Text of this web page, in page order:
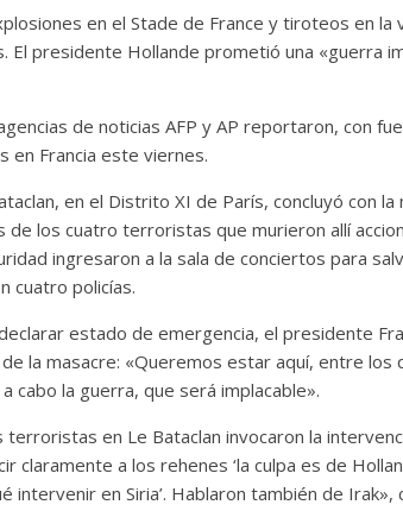
en el Stade de France y tiroteos en la
El presidente Hollande prometió una «guerra
de noticias AFP y AP reportaron, con
en Francia este viernes.
en el Distrito XI de París, concluyó con
de los cuatro terroristas que murieron allí
ingresaron a la sala de conciertos para
cuatro policías.
estado de emergencia, el presidente
la masacre: «Queremos estar aquí, entre los
cabo la guerra, que será implacable».
en Le Bataclan invocaron la
claramente a los rehenes ‘la culpa es de
en Siria’. Hablaron también de Irak»,